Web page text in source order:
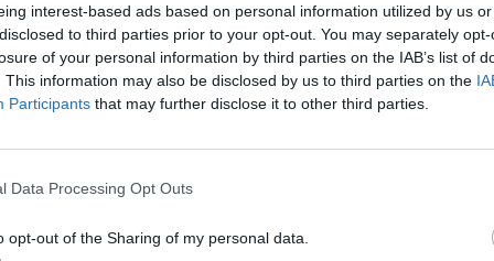
interest-based ads based on personal information utilized by us
to third parties prior to your opt-out. You may separately
of your personal information by third parties on the IAB’s list of
This information may also be disclosed by us to third parties on the
Participants that may further disclose it to other third parties.
Data Processing Opt Outs
opt-out of the Sharing of my personal data.
έχουν διαρρεύσει πετάει για Άγιο
συμμετοχή της στο Survivor 2. Μάλιστα,
τη δούμε στην πρεμιέρα του reality την
το πρώτο αγώνισμα.
στην εκπομπή του, το ποσό που
μοιάζει πρωτοφανές για τα ελληνικά
θα κερδίζει 10.000 ευρώ για κάθε